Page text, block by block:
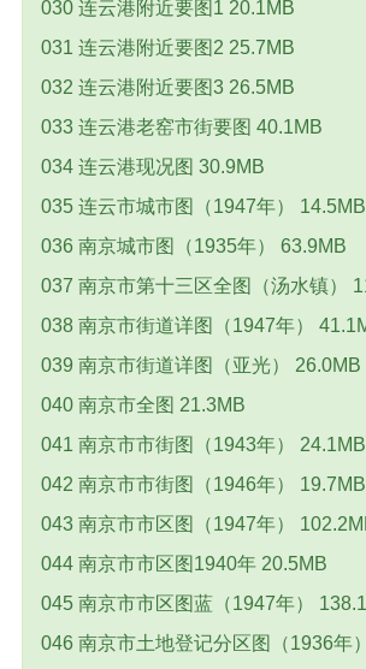
030 连云港附近要图1 20.1MB
031 连云港附近要图2 25.7MB
032 连云港附近要图3 26.5MB
033 连云港老窑市街要图 40.1MB
034 连云港现况图 30.9MB
035 连云市城市图（1947年） 14.5MB
036 南京城市图（1935年） 63.9MB
037 南京市第十三区全图（汤水镇）
038 南京市街道详图（1947年）
039 南京市街道详图（亚光） 26.0MB
040 南京市全图 21.3MB
041 南京市市街图（1943年） 24.1MB
042 南京市市街图（1946年） 19.7MB
043 南京市市区图（1947年）
044 南京市市区图1940年 20.5MB
045 南京市市区图蓝（1947年）
046 南京市土地登记分区图（1936年